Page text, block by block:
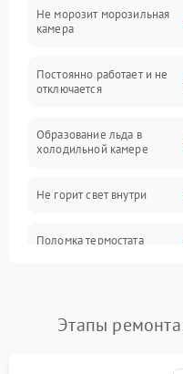
Дренаж
Не морозит морозильная
камера
Постоянно работает и не
отключается
Образование льда в
холодильной камере
Не горит свет внутри
Поломка термостата
Поломка системы No Frost
Этапы